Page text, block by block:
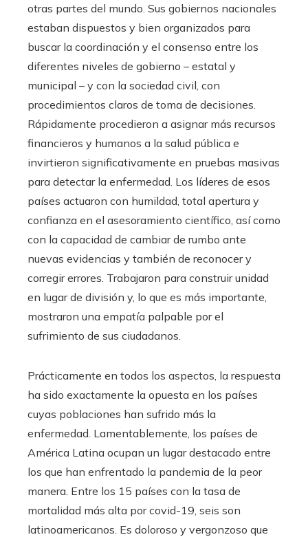
otras partes del mundo. Sus gobiernos nacionales
estaban dispuestos y bien organizados para
buscar la coordinación y el consenso entre los
diferentes niveles de gobierno – estatal y
municipal – y con la sociedad civil, con
procedimientos claros de toma de decisiones.
Rápidamente procedieron a asignar más recursos
financieros y humanos a la salud pública e
invirtieron significativamente en pruebas masivas
para detectar la enfermedad. Los líderes de esos
países actuaron con humildad, total apertura y
confianza en el asesoramiento científico, así como
con la capacidad de cambiar de rumbo ante
nuevas evidencias y también de reconocer y
corregir errores. Trabajaron para construir unidad
en lugar de división y, lo que es más importante,
mostraron una empatía palpable por el
sufrimiento de sus ciudadanos.
Prácticamente en todos los aspectos, la respuesta
ha sido exactamente la opuesta en los países
cuyas poblaciones han sufrido más la
enfermedad. Lamentablemente, los países de
América Latina ocupan un lugar destacado entre
los que han enfrentado la pandemia de la peor
manera. Entre los 15 países con la tasa de
mortalidad más alta por covid-19, seis son
latinoamericanos. Es doloroso y vergonzoso que